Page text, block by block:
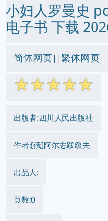
小妇人罗曼史
电子书 下载
简体网页||繁体网页
☆☆☆☆☆
出版者:四川人民出版社
作者:[俄]阿尔志跋绥夫
出品人:
页数:0